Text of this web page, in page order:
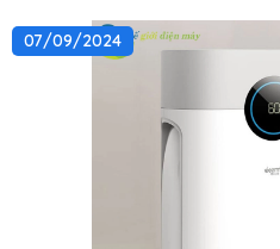
07/09/2024